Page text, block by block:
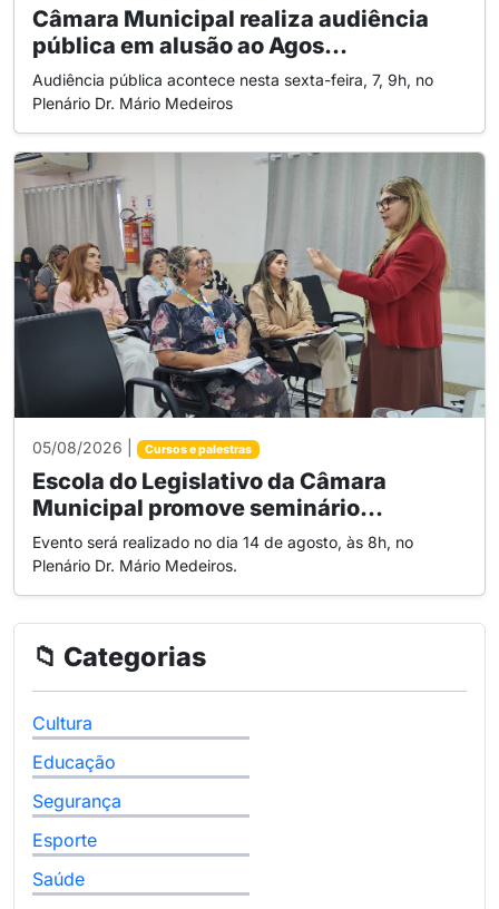
Câmara Municipal realiza audiência
pública em alusão ao Agos...
Audiência pública acontece nesta sexta-feira, 7, 9h, no
Plenário Dr. Mário Medeiros
05/08/2026 | Cursos e palestras
Escola do Legislativo da Câmara
Municipal promove seminário...
Evento será realizado no dia 14 de agosto, às 8h, no
Plenário Dr. Mário Medeiros.
📁 Categorias
Cultura
Educação
Segurança
Esporte
Saúde